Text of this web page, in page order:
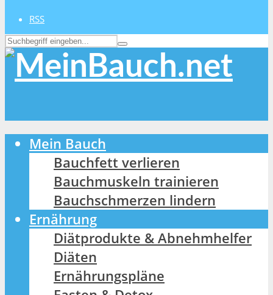
RSS
Mein Bauch
Bauchfett verlieren
Bauchmuskeln trainieren
Bauchschmerzen lindern
Ernährung
Diätprodukte & Abnehmhelfer
Diäten
Ernährungspläne